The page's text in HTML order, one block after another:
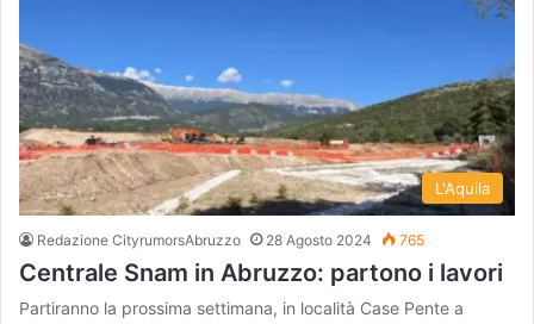
L'Aquila
Redazione CityrumorsAbruzzo 28 Agosto 2024 765
Centrale Snam in Abruzzo: partono i lavori
Partiranno la prossima settimana, in località Case Pente a